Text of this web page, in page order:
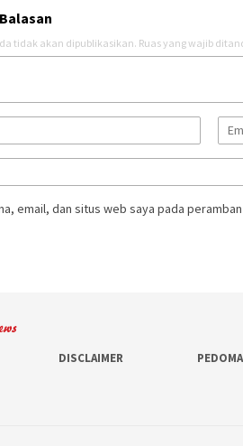
tidak akan dipublikasikan. Ruas yang wajib
email, dan situs web saya pada
DISCLAIMER